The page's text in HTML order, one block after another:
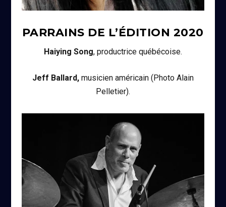
PARRAINS DE L’ÉDITION 2020
Haiying Song, productrice québécoise.
Jeff Ballard,musicien américain (Photo Alain
Pelletier).